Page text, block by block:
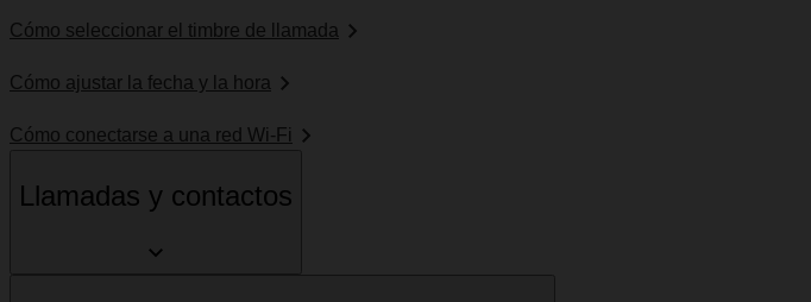
Cómo seleccionar el timbre de llamada
Cómo ajustar la fecha y la hora
Cómo conectarse a una red Wi-Fi
Llamadas y contactos